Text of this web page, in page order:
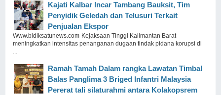
Kajati Kalbar Incar Tambang Bauksit, Tim
Penyidik Geledah dan Telusuri Terkait
Penjualan Ekspor
Www.bidiksatunews.com-Kejaksaan Tinggi Kalimantan Barat
meningkatkan intensitas penanganan dugaan tindak pidana korupsi di
...
Ramah Tamah Dalam rangka Lawatan Timbal
Balas Panglima 3 Briged Infantri Malaysia
Pererat tali silaturahmi antara Kolakopsrem